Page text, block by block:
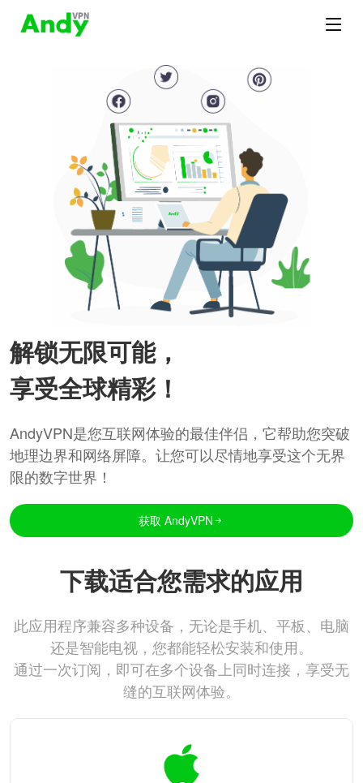
解锁无限可能，
享受全球精彩！
AndyVPN是您互联网体验的最佳伴侣，它帮助您突破
地理边界和网络屏障。让您可以尽情地享受这个无界
限的数字世界！
获取 AndyVPN
下载适合您需求的应用
此应用程序兼容多种设备，无论是手机、平板、电脑
还是智能电视，您都能轻松安装和使用。
通过一次订阅，即可在多个设备上同时连接，享受无
缝的互联网体验。